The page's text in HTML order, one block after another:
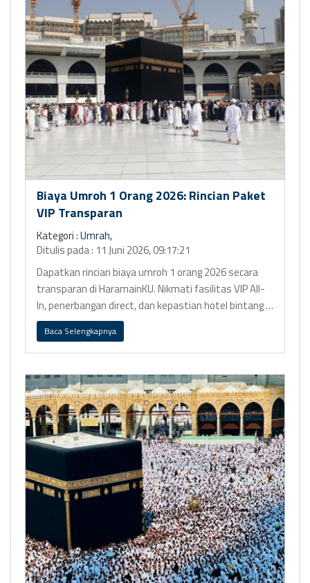
Biaya Umroh 1 Orang 2026: Rincian Paket
VIP Transparan
Kategori :Umrah,
Ditulis pada : 11 Juni 2026, 09:17:21
Dapatkan rincian biaya umroh 1 orang 2026 secara
transparan di HaramainKU. Nikmati fasilitas VIP All-
In, penerbangan direct, dan kepastian hotel bintang 5
Ring 1 tanpa hidden
Baca Selengkapnya